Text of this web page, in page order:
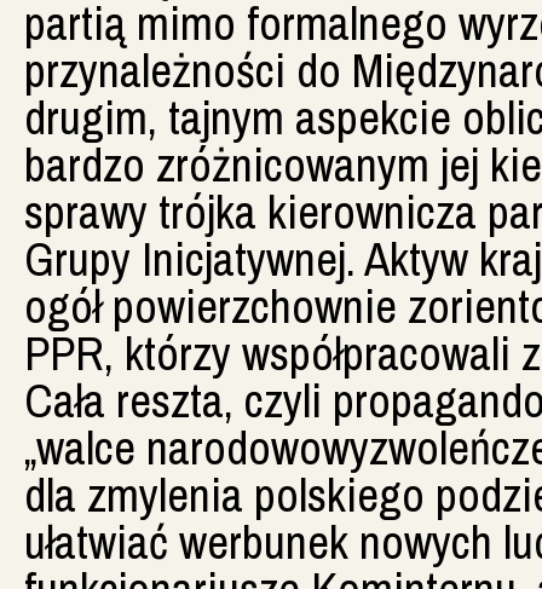
partią mimo formalnego
przynależności do
drugim, tajnym aspekcie
bardzo zróżnicowanym jej
sprawy trójka kierownicza
Grupy Inicjatywnej. Aktyw
ogół powierzchownie
PPR, którzy współpracowali
Cała reszta, czyli
„walce
dla zmylenia polskiego
ułatwiać werbunek nowych